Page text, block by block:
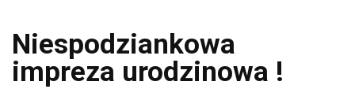
Niespodziankowa
impreza urodzinowa !